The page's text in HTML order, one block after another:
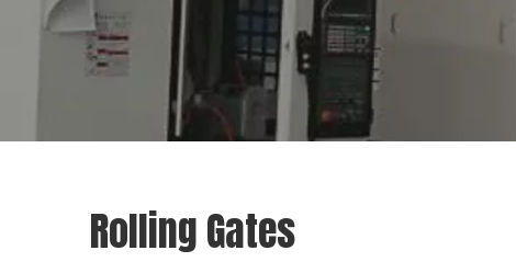
Rolling Gates